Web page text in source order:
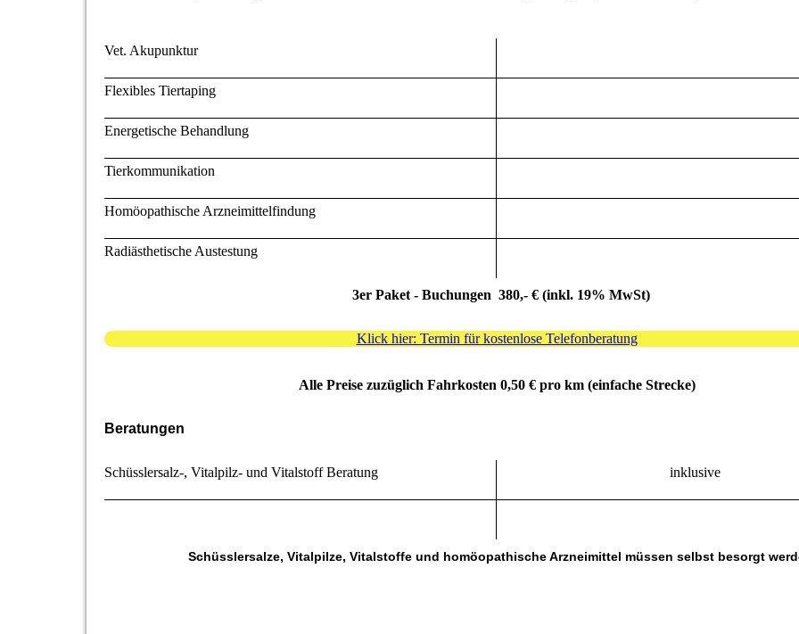
Vet. Akupunktur
Flexibles Tiertaping
Energetische Behandlung
Tierkommunikation
Homöopathische Arzneimittelfindung
Radiästhetische Austestung
3er Paket - Buchungen 380,- € (inkl. 19% MwSt)
Klick hier: Termin für kostenlose Telefonberatung
Alle Preise zuzüglich Fahrkosten 0,50 € pro km (einfache Strecke)
Beratungen
Schüsslersalz-, Vitalpilz- und Vitalstoff Beratung inklusive
Schüsslersalze, Vitalpilze, Vitalstoffe und homöopathische Arzneimittel müssen selbst besorgt